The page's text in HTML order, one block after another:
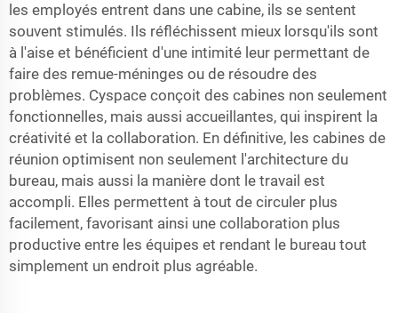
les employés entrent dans une cabine, ils se sentent
souvent stimulés. Ils réfléchissent mieux lorsqu'ils sont
à l'aise et bénéficient d'une intimité leur permettant de
faire des remue-méninges ou de résoudre des
problèmes. Cyspace conçoit des cabines non seulement
fonctionnelles, mais aussi accueillantes, qui inspirent la
créativité et la collaboration. En définitive, les cabines de
réunion optimisent non seulement l'architecture du
bureau, mais aussi la manière dont le travail est
accompli. Elles permettent à tout de circuler plus
facilement, favorisant ainsi une collaboration plus
productive entre les équipes et rendant le bureau tout
simplement un endroit plus agréable.